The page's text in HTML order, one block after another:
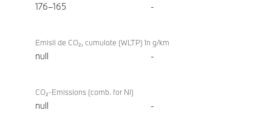
176–165 -
Emisii de CO₂, cumulate (WLTP) în g/km
null -
CO₂-Emissions (comb. for NI)
null -